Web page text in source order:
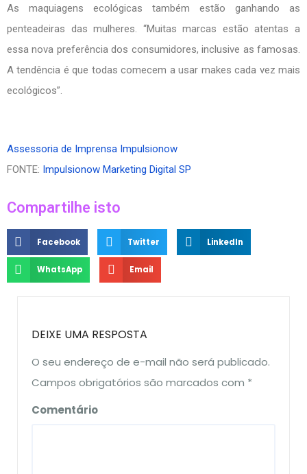
As maquiagens ecológicas também estão ganhando as
penteadeiras das mulheres. “Muitas marcas estão atentas a
essa nova preferência dos consumidores, inclusive as famosas.
A tendência é que todas comecem a usar makes cada vez mais
ecológicos”.
Assessoria de Imprensa Impulsionow
FONTE: Impulsionow Marketing Digital SP
Compartilhe isto
Facebook Twitter LinkedIn
WhatsApp Email
DEIXE UMA RESPOSTA
O seu endereço de e-mail não será publicado.
Campos obrigatórios são marcados com *
Comentário